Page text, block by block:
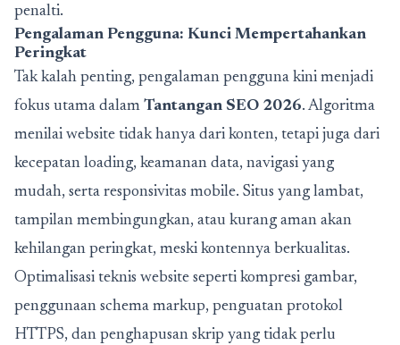
penalti.
Pengalaman Pengguna: Kunci Mempertahankan
Peringkat
Tak kalah penting, pengalaman pengguna kini menjadi
fokus utama dalam Tantangan SEO 2026. Algoritma
menilai website tidak hanya dari konten, tetapi juga dari
kecepatan loading, keamanan data, navigasi yang
mudah, serta responsivitas mobile. Situs yang lambat,
tampilan membingungkan, atau kurang aman akan
kehilangan peringkat, meski kontennya berkualitas.
Optimalisasi teknis website seperti kompresi gambar,
penggunaan schema markup, penguatan protokol
HTTPS, dan penghapusan skrip yang tidak perlu